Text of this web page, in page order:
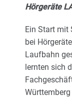
Hörgeräte
Ein Start mit
bei
Laufbahn
lernten sich